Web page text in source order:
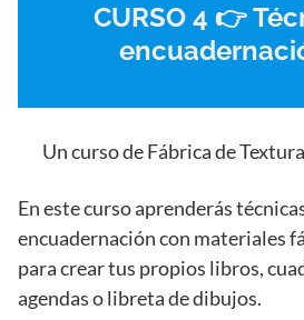
CURSO 4 👉
Un curso de Fábrica de
En este curso aprenderás
encuadernación con materiales
para crear tus propios libros,
agendas o libreta de dibujos.